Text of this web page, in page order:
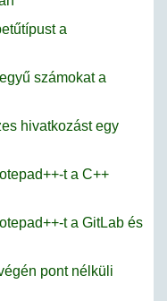
a
számokat a
hivatkozást egy
t a C++
t a GitLab és
pont nélküli